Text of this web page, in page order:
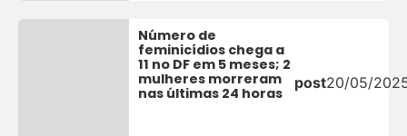
Número de
feminicídios chega a
11 no DF em 5 meses; 2
mulheres morreram
nas últimas 24 horas
post20/05/